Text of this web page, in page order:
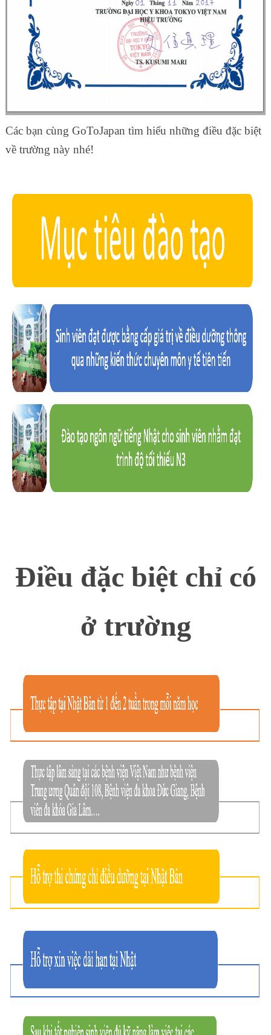
Các bạn cùng GoToJapan tìm hiểu những điều đặc biệt
về trường này nhé!
Điều đặc biệt chỉ có
ở trường